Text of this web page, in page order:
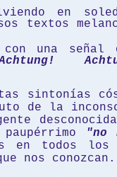
en
textos
con una
sintonías
de la
"no
en todos
nos conozcan.